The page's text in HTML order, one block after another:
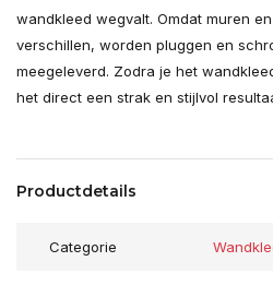
wandkleed wegvalt. Omdat muren
verschillen, worden pluggen en
meegeleverd. Zodra je het
het direct een strak en stijlvol
Productdetails
Categorie